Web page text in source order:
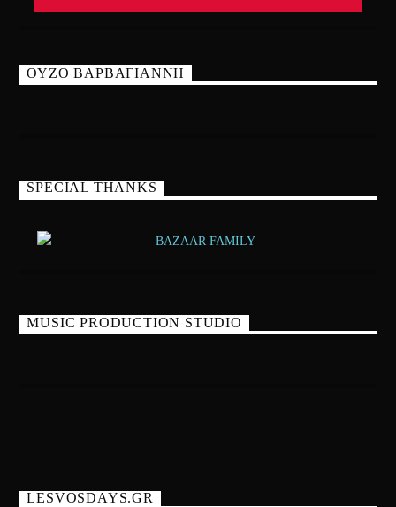
ΟΥΖΟ ΒΑΡΒΑΓΙΑΝΝΗ
SPECIAL THANKS
MUSIC PRODUCTION STUDIO
LESVOSDAYS.GR